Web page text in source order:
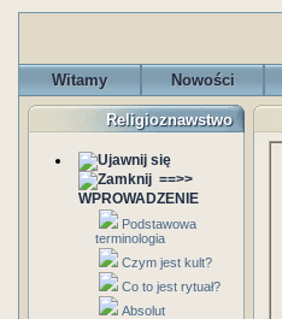
Witamy Nowości
Religioznawstwo
==>>
WPROWADZENIE
Podstawowa
terminologia
Czym jest kult?
Co to jest rytuał?
Absolut